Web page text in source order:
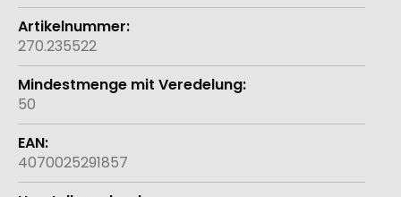
270.235522
50
4070025291857